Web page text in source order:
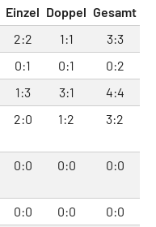
Einzel Doppel Gesamt
2:2 1:1
3:3
0:1 0:1
0:2
1:3 3:1
4:4
2:0 1:2 3:2
0:0 0:0 0:0
0:0 0:0
0:0